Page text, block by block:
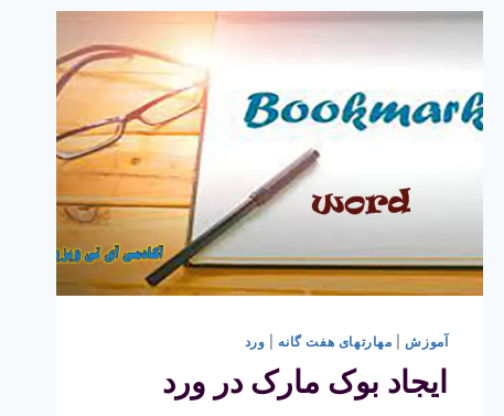
آموزش| مهارتهای هفت گانه ورد
ایجاد بوک مارک در ورد